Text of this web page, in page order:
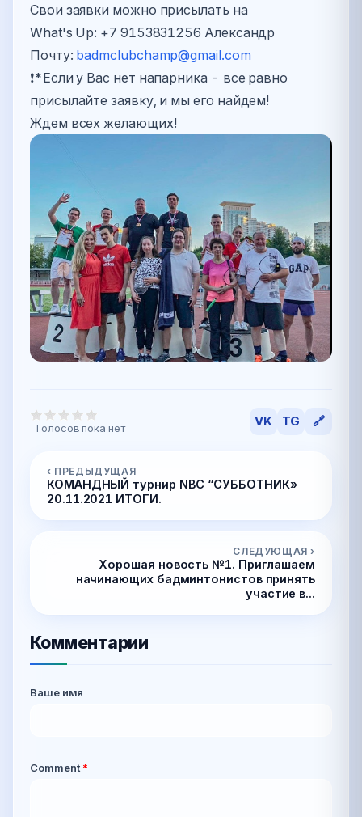
Свои заявки можно присылать на
What's Up: +7 9153831256 Александр
Почту: badmclubchamp@gmail.com
❗*Если у Вас нет напарника - все равно
присылайте заявку, и мы его найдем!
Ждем всех желающих!
Голосов пока нет VK TG 🔗
‹ ПРЕДЫДУЩАЯ
КОМАНДНЫЙ турнир NBC “СУББОТНИК»
20.11.2021 ИТОГИ.
СЛЕДУЮЩАЯ ›
Хорошая новость №1. Приглашаем
начинающих бадминтонистов принять
участие в...
Комментарии
Ваше имя
Comment *